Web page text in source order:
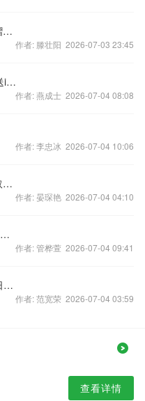
《超级经纪人》天团EXO空降 星光熠熠闪瞎眼
作者: 滕壮阳 2026-07-03 23:45
《梦幻生肖》26日公测独家发布会 送iPad
作者: 燕成士 2026-07-04 08:08
作者: 李忠冰 2026-07-04 10:06
《马上踢足球》畅爽十连抽 钻石获取攻略
作者: 晏琛艳 2026-07-04 04:10
《英雄战魂》利器出击精彩活动轮番上阵
作者: 管桦萱 2026-07-04 09:41
《火影大人》策划玩家面对面之“末日审判”
作者: 范宽荣 2026-07-04 03:59
查看详情